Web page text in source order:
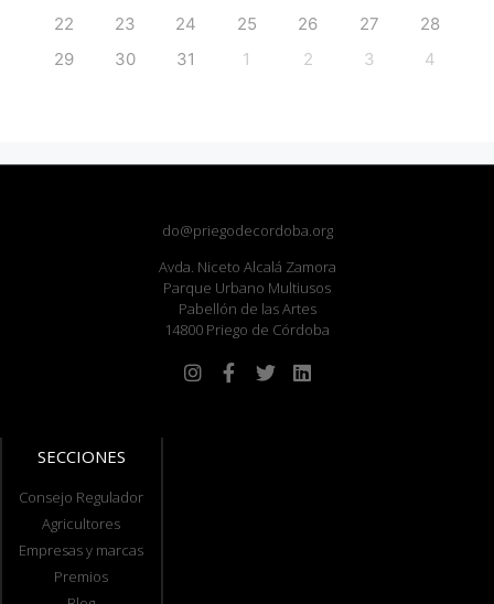
22
23 24 25 26 27
28
29
30 31 1 2 3 4
do@priegodecordoba.org
Avda. Niceto Alcalá Zamora
Parque Urbano Multiusos
Pabellón de las Artes
14800 Priego de Córdoba
SECCIONES
Consejo Regulador
Agricultores
Empresas y marcas
Premios